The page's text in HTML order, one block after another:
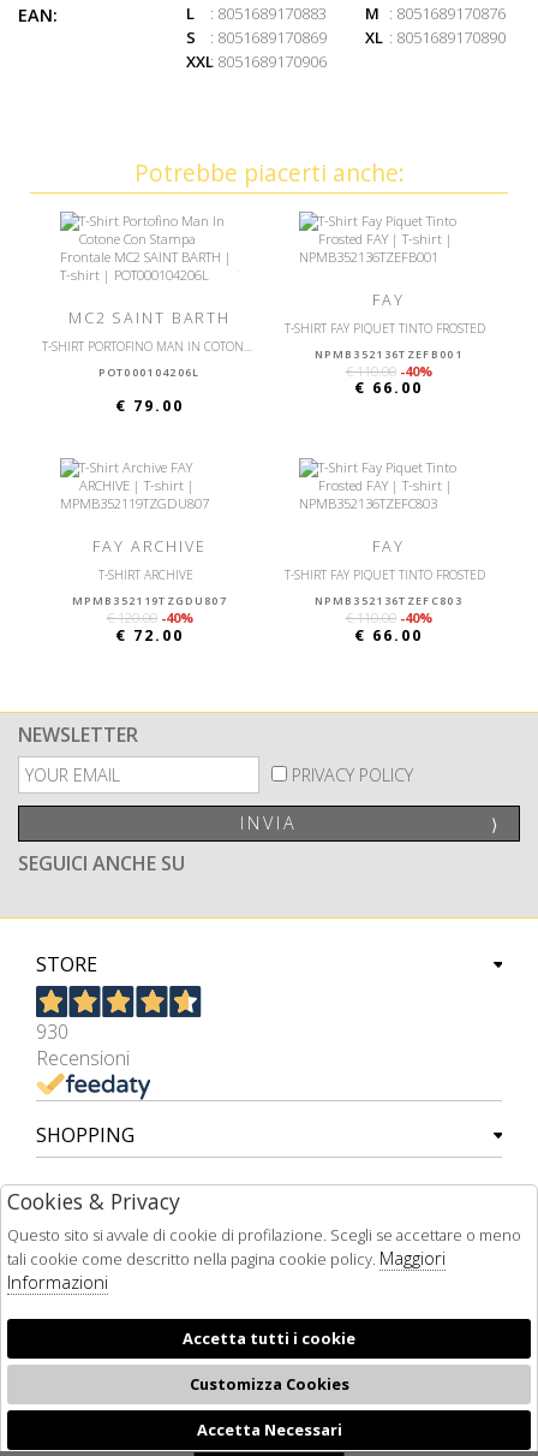
EAN: L : 8051689170883 M : 8051689170876
S
: 8051689170869 XL : 8051689170890
XXL: 8051689170906
Potrebbe piacerti anche:
MC2 SAINT BARTH
T-SHIRT PORTOFINO MAN IN COTONE CON STAMPA FRONTALE
POT000104206L
€ 79.00
FAY
T-SHIRT FAY PIQUET TINTO FROSTED
NPMB352136TZEFB001
€ 110.00 -40%
€ 66.00
FAY ARCHIVE
T-SHIRT ARCHIVE
MPMB352119TZGDU807
€ 120.00 -40%
€ 72.00
FAY
T-SHIRT FAY PIQUET TINTO FROSTED
NPMB352136TZEFC803
€ 110.00 -40%
€ 66.00
NEWSLETTER
PRIVACY POLICY
INVIA ⟩
SEGUICI ANCHE SU
STORE
930
Recensioni
SHOPPING
EXTRA
PAGAMENTI ACCETTATI
🍪
Cookies & Privacy
Questo sito si avvale di cookie di profilazione. Scegli se accettare o meno
tali cookie come descritto nella pagina cookie policy. Maggiori
Informazioni
Accetta tutti i cookie
Customizza Cookies
Accetta Necessari